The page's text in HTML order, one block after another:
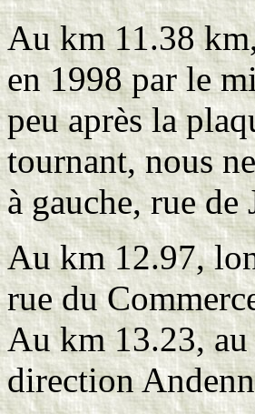
Au km 11.38
en 1998 par le
peu après la
tournant, nous
à gauche, rue
Au km 12.97,
rue du
Au km 13.23,
direction